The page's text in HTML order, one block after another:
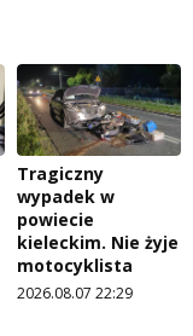
Tragiczny
wypadek w
powiecie
kieleckim. Nie żyje
motocyklista
2026.08.07 22:29